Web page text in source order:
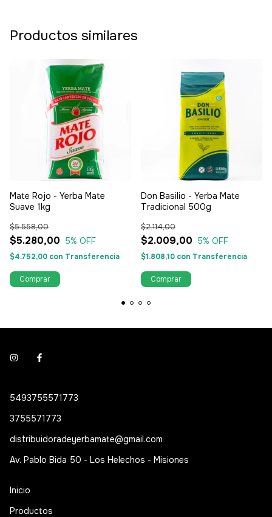
Productos similares
Mate Rojo - Yerba Mate
Suave 1kg
$5.280,00
$5.558,00
5% OFF
$4.752,00 con Transferencia
Don Basilio - Yerba Mate
Tradicional 500g
$2.009,00
$2.114,00
5% OFF
$1.808,10 con Transferencia
5493755571773
3755571773
distribuidoradeyerbamate@gmail.com
Av. Pablo Bida 50 - Los Helechos - Misiones
Inicio
Productos